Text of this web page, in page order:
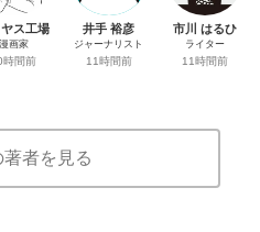
ヤス工場
漫画家
時間前
井手 裕彦
ジャーナリスト
11時間前
市川 はるひ
ライター
11時間前
者を見る